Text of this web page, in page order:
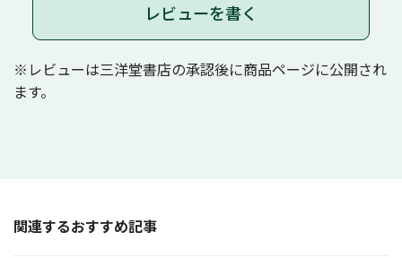
レビューを書く
※レビューは三洋堂書店の承認後に商品ページに公開され
ます。
関連するおすすめ記事